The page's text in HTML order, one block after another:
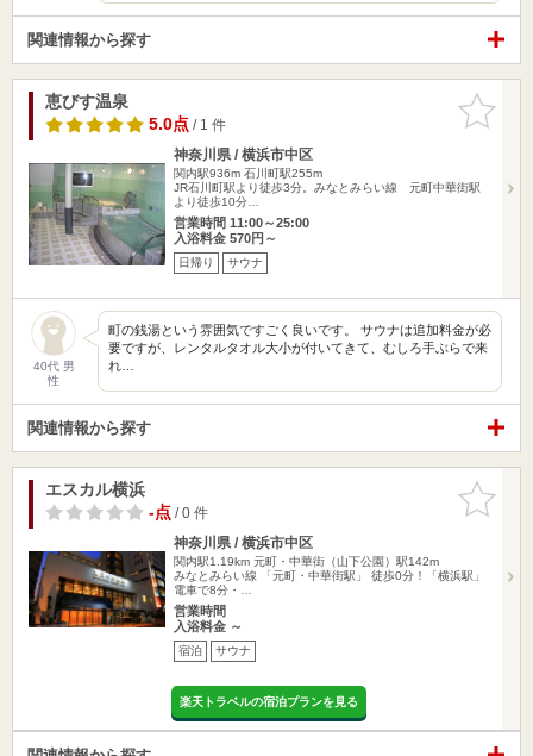
関連情報から探す
お気に入
りに追加
恵びす温泉
5.0点/ 1 件
神奈川県 / 横浜市中区
関内駅936m 石川町駅255m
JR石川町駅より徒歩3分。みなとみらい線 元町中華街駅
より徒歩10分…
営業時間 11:00～25:00
入浴料金 570円～
日帰り サウナ
40代 男
性
町の銭湯という雰囲気ですごく良いです。 サウナは追加料金が必
要ですが、レンタルタオル大小が付いてきて、むしろ手ぶらで来
れ…
関連情報から探す
お気に入
りに追加
エスカル横浜
-点/ 0 件
神奈川県 / 横浜市中区
関内駅1.19km 元町・中華街（山下公園）駅142m
みなとみらい線 「元町・中華街駅」 徒歩0分！「横浜駅」
電車で8分・…
営業時間
入浴料金 ～
宿泊 サウナ
楽天トラベルの宿泊プランを見る